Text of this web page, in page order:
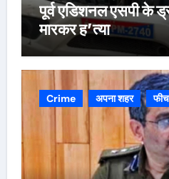
पूर्व एडिशनल एसपी के
मारकर ह’त्या
Crime अपना शहर